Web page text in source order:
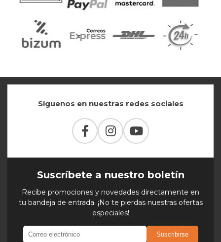
Síguenos en nuestras redes sociales
Suscríbete a nuestro boletín
Recibe promociones y novedades directamente en
tu bandeja de entrada. ¡No te pierdas nuestras ofertas
especiales!
Suscribirse